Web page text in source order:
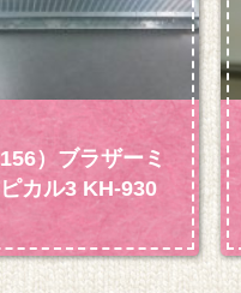
）ブラザーミ
カル3 KH-930